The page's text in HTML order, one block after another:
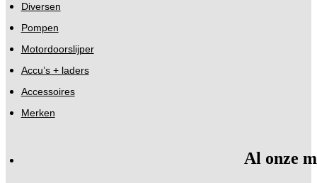
Diversen
Pompen
Motordoorslijper
Accu’s + laders
Accessoires
Merken
Al onze